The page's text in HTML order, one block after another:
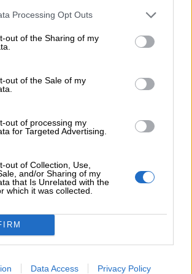
Processing Opt Outs
out of the Sharing of my
out of the Sale of my
out of processing my
for Targeted Advertising.
out of Collection, Use,
and/or Sharing of my
that Is Unrelated with the
which it was collected.
Data Access Privacy Policy